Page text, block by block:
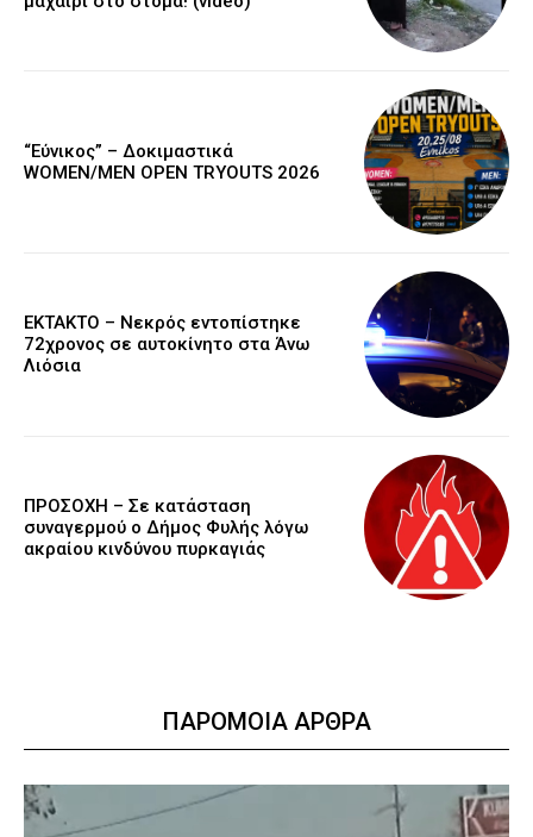
“Εύνικος” – Δοκιμαστικά
WOMEN/MEN OPEN TRYOUTS 2026
EKTAKTO – Νεκρός εντοπίστηκε
72χρονος σε αυτοκίνητο στα Άνω
Λιόσια
ΠΡΟΣΟΧΗ – Σε κατάσταση
συναγερμού ο Δήμος Φυλής λόγω
ακραίου κινδύνου πυρκαγιάς
ΠΑΡΟΜΟΙΑ ΑΡΘΡΑ